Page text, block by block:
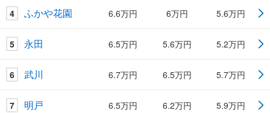
4 ふかや花園 6.6万円 6万円 5.6万円
5 永田 6.5万円 5.6万円 5.2万円
6 武川 6.7万円 6.5万円 5.7万円
7 明戸 6.5万円 6.2万円 5.9万円